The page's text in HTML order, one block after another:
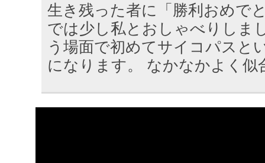
生き残った者に「勝利おめで
では少し私とおしゃべりしま
う場面で初めてサイコパスと
になります。 なかなかよく似